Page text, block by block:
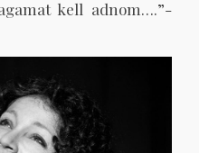
kell adnom….”-